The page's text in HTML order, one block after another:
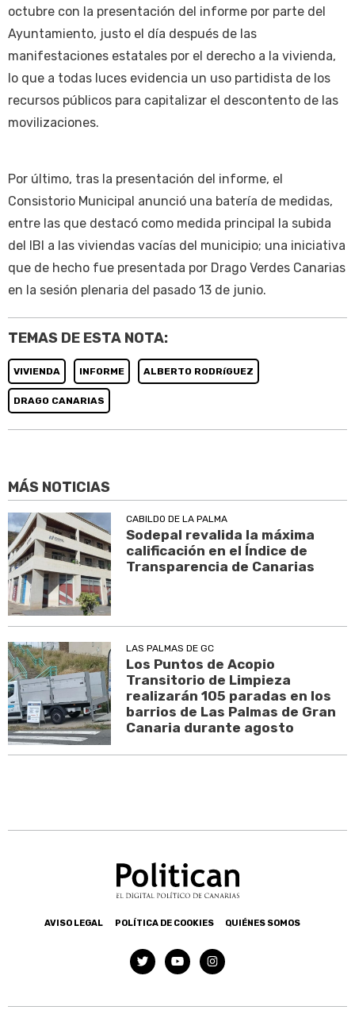
octubre con la presentación del informe por parte del
Ayuntamiento, justo el día después de las
manifestaciones estatales por el derecho a la vivienda,
lo que a todas luces evidencia un uso partidista de los
recursos públicos para capitalizar el descontento de las
movilizaciones.
Por último, tras la presentación del informe, el
Consistorio Municipal anunció una batería de medidas,
entre las que destacó como medida principal la subida
del IBI a las viviendas vacías del municipio; una iniciativa
que de hecho fue presentada por Drago Verdes Canarias
en la sesión plenaria del pasado 13 de junio.
TEMAS DE ESTA NOTA:
VIVIENDA INFORME ALBERTO RODRíGUEZ
DRAGO CANARIAS
MÁS NOTICIAS
CABILDO DE LA PALMA
Sodepal revalida la máxima
calificación en el Índice de
Transparencia de Canarias
LAS PALMAS DE GC
Los Puntos de Acopio
Transitorio de Limpieza
realizarán 105 paradas en los
barrios de Las Palmas de Gran
Canaria durante agosto
AVISO LEGAL POLÍTICA DE COOKIES QUIÉNES SOMOS